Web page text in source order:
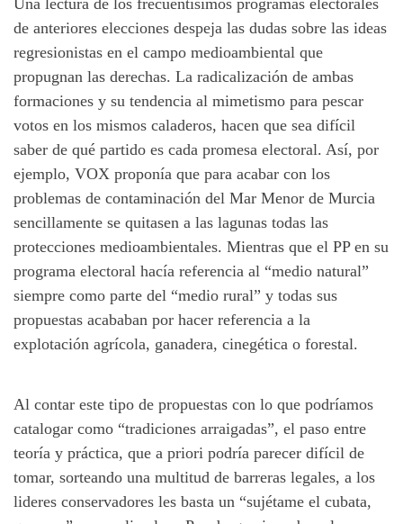
de anteriores elecciones despeja las dudas sobre las ideas
regresionistas en el campo medioambiental que
propugnan las derechas. La radicalización de ambas
formaciones y su tendencia al mimetismo para pescar
votos en los mismos caladeros, hacen que sea difícil
saber de qué partido es cada promesa electoral. Así, por
ejemplo, VOX proponía que para acabar con los
problemas de contaminación del Mar Menor de Murcia
sencillamente se quitasen a las lagunas todas las
protecciones medioambientales. Mientras que el PP en su
programa electoral hacía referencia al “medio natural”
siempre como parte del “medio rural” y todas sus
propuestas acababan por hacer referencia a la
explotación agrícola, ganadera, cinegética o forestal.
Al contar este tipo de propuestas con lo que podríamos
catalogar como “tradiciones arraigadas”, el paso entre
teoría y práctica, que a priori podría parecer difícil de
tomar, sorteando una multitud de barreras legales, a los
lideres conservadores les basta un “sujétame el cubata,